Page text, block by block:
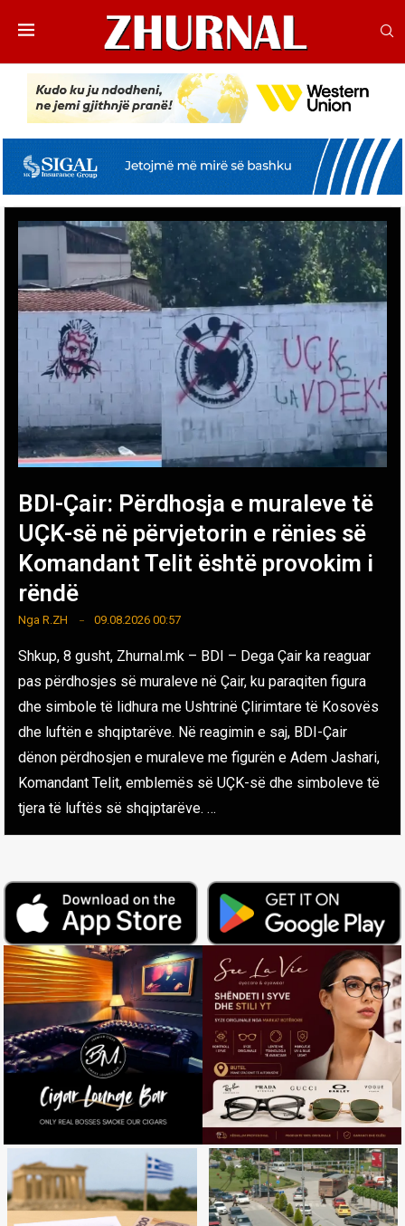
BDI-Çair: Përdhosja e muraleve të
UÇK-së në përvjetorin e rënies së
Komandant Telit është provokim i
rëndë
Nga R.ZH 09.08.2026 00:57
Shkup, 8 gusht, Zhurnal.mk – BDI – Dega Çair ka reaguar
pas përdhosjes së muraleve në Çair, ku paraqiten figura
dhe simbole të lidhura me Ushtrinë Çlirimtare të Kosovës
dhe luftën e shqiptarëve. Në reagimin e saj, BDI-Çair
dënon përdhosjen e muraleve me figurën e Adem Jashari,
Komandant Telit, emblemës së UÇK-së dhe simboleve të
tjera të luftës së shqiptarëve. …